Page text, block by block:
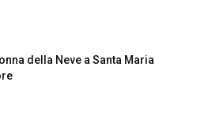
della Neve a Santa Maria